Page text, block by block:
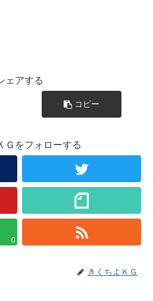
ェアする
コピー
Ｇをフォローする
0
きくちよＫＧ